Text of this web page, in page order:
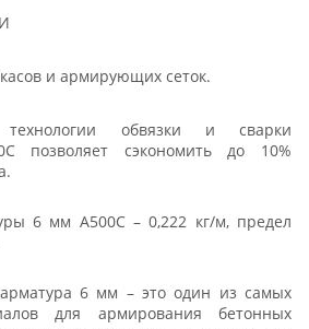
и армирующих сеток.
обвязки и сварки
позволяет сэкономить до 10%
6 мм А500С – 0,222 кг/м, предел
6 мм – это один из самых
для армирования бетонных